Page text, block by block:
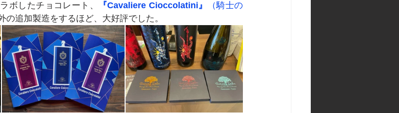
ボしたチョコレート、 『Cavaliere Cioccolatini』
（騎士の
の追加製造をするほど、大好評でした。